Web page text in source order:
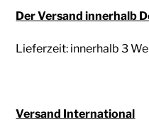
Der Versand innerhalb
Lieferzeit: innerhalb 3
Versand International